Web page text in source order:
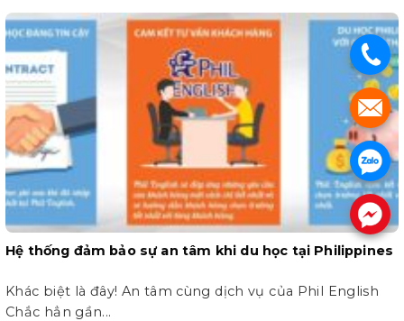
Hệ thống đảm bảo sự an tâm khi du học tại Philippines
Khác biệt là đây! An tâm cùng dịch vụ của Phil English
Chắc hẳn gần...
.
.
.
.